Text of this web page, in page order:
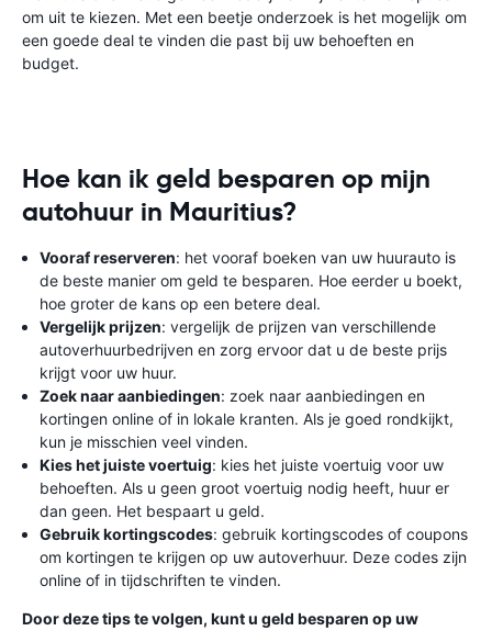
om uit te kiezen. Met een beetje onderzoek is het mogelijk om
een ​​goede deal te vinden die past bij uw behoeften en
budget.
Hoe kan ik geld besparen op mijn
autohuur in Mauritius?
Vooraf reserveren: het vooraf boeken van uw huurauto is
de beste manier om geld te besparen. Hoe eerder u boekt,
hoe groter de kans op een betere deal.
Vergelijk prijzen: vergelijk de prijzen van verschillende
autoverhuurbedrijven en zorg ervoor dat u de beste prijs
krijgt voor uw huur.
Zoek naar aanbiedingen: zoek naar aanbiedingen en
kortingen online of in lokale kranten. Als je goed rondkijkt,
kun je misschien veel vinden.
Kies het juiste voertuig: kies het juiste voertuig voor uw
behoeften. Als u geen groot voertuig nodig heeft, huur er
dan geen. Het bespaart u geld.
Gebruik kortingscodes: gebruik kortingscodes of coupons
om kortingen te krijgen op uw autoverhuur. Deze codes zijn
online of in tijdschriften te vinden.
Door deze tips te volgen, kunt u geld besparen op uw